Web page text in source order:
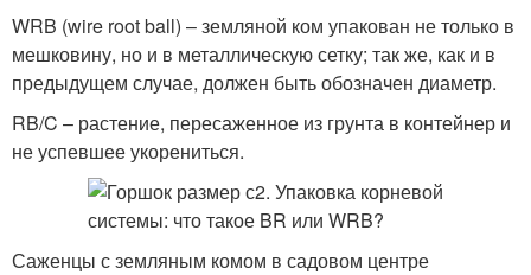
WRB (wire root ball) – земляной ком упакован не только в
мешковину, но и в металлическую сетку; так же, как и в
предыдущем случае, должен быть обозначен диаметр.
RB/C – растение, пересаженное из грунта в контейнер и
не успевшее укорениться.
Саженцы с земляным комом в садовом центре